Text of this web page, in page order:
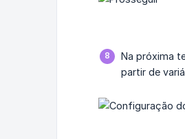
Na próxima
partir de